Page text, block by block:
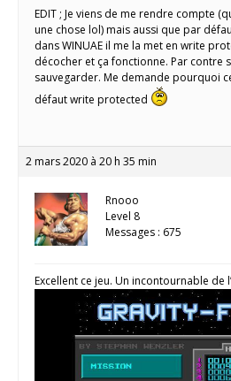
EDIT ; Je viens de me rendre compte
une chose lol) mais aussi que par
dans WINUAE il me la met en write
décocher et ça fonctionne. Par contre
sauvegarder. Me demande pourquoi
défaut write protected
2 mars 2020 à 20 h 35 min
Rnooo
Level 8
Messages : 675
Excellent ce jeu. Un incontournable de